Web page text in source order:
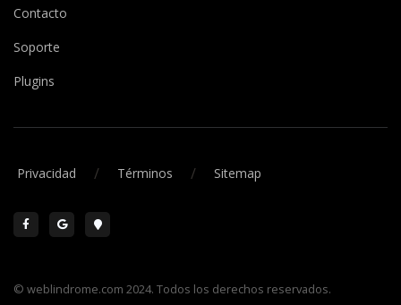
Contacto
Soporte
Plugins
Privacidad / Términos / Sitemap
© weblindrome.com 2024. Todos los derechos reservados.